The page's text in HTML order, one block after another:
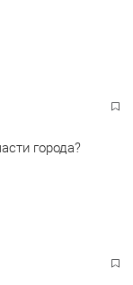
города?